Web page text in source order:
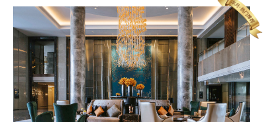
卓越铂尔曼酒店
五星级酒店 | 28000m² | 混搭风
查看详情 算算这么装修多少钱